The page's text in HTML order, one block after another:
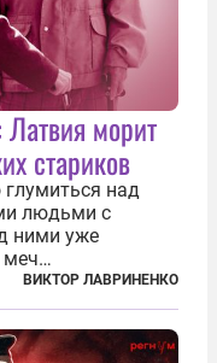
Латвия морит
стариков
над
людьми с
ними уже
меч
уже
сами, не
домов. Пожилых
ВИКТОР ЛАВРИНЕНКО